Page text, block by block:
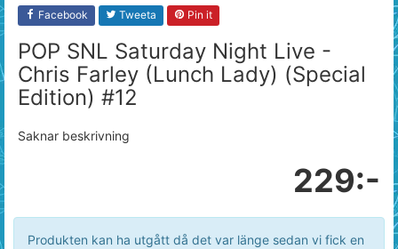
Facebook Tweeta Pin it
POP SNL Saturday Night Live -
Chris Farley (Lunch Lady) (Special
Edition) #12
Saknar beskrivning
229:-
Produkten kan ha utgått då det var länge sedan vi fick en